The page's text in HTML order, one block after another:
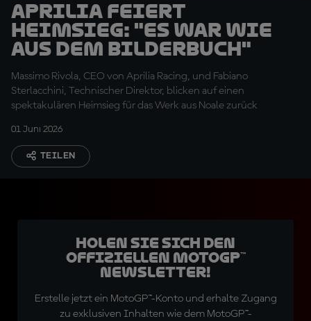
Aprilia feiert
Heimsieg: "Es war wie
aus dem Bilderbuch"
Massimo Rivola, CEO von Aprilia Racing, und Fabiano
Sterlacchini, Technischer Direktor, blicken auf einen
spektakulären Heimsieg für das Werk aus Noale zurück
01 Juni 2026
TEILEN
Holen Sie sich den
offiziellen MotoGP™
Newsletter!
Erstelle jetzt ein MotoGP™-Konto und erhalte Zugang
zu exklusiven Inhalten wie dem MotoGP™-